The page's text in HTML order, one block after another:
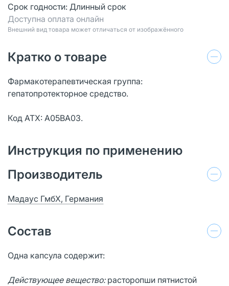
Срок годности: Длинный срок
Доступна оплата онлайн
Bнешний вид товара может отличаться от изображённого
Кратко о товаре
Фармакотерапевтическая группа:
гепатопротекторное средство.
Код АТХ: А05ВА03.
Инструкция по применению
Производитель
Мадаус ГмбХ, Германия
Состав
Одна капсула содержит:
Действующее вещество:расторопши пятнистой